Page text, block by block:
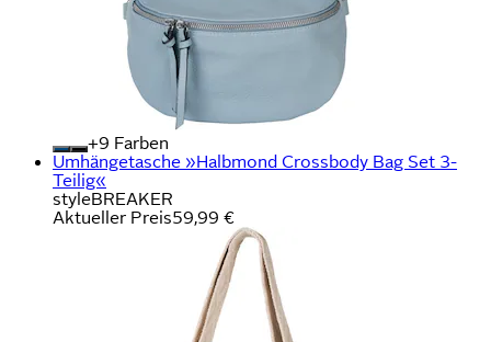
+
Farben
Umhängetasche »Halbmond Crossbody Bag Set 3-
Teilig«
styleBREAKER
Aktueller Preis59,99 €